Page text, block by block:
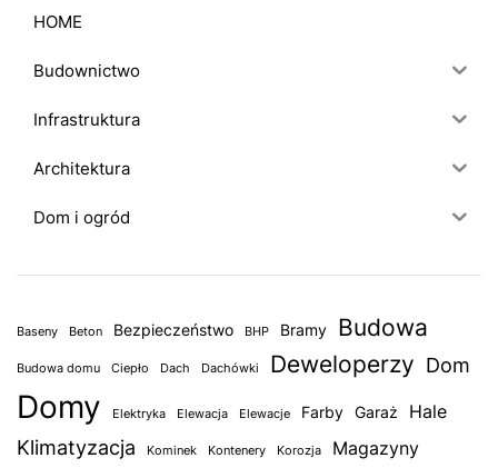
HOME
Budownictwo
Infrastruktura
Architektura
Dom i ogród
Baseny Beton Bezpieczeństwo BHP Bramy Budowa
Budowa domu Ciepło Dach Dachówki Deweloperzy Dom
Domy Elektryka Elewacja Elewacje Farby Garaż Hale
Klimatyzacja Kominek Kontenery Korozja Magazyny